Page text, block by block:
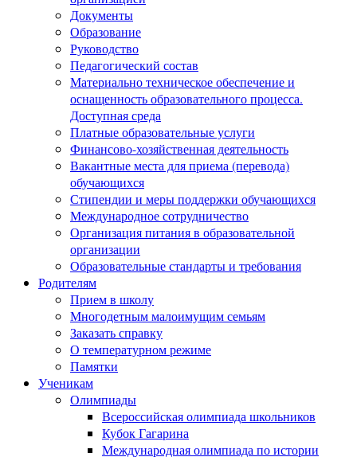
Документы
Образование
Руководство
Педагогический состав
Материально техническое обеспечение и
оснащенность образовательного процесса.
Доступная среда
Платные образовательные услуги
Финансово-хозяйственная деятельность
Вакантные места для приема (перевода)
обучающихся
Стипендии и меры поддержки обучающихся
Международное сотрудничество
Организация питания в образовательной
организации
Образовательные стандарты и требования
Родителям
Прием в школу
Многодетным малоимущим семьям
Заказать справку
О температурном режиме
Памятки
Ученикам
Олимпиады
Всероссийская олимпиада школьников
Кубок Гагарина
Международная олимпиада по истории